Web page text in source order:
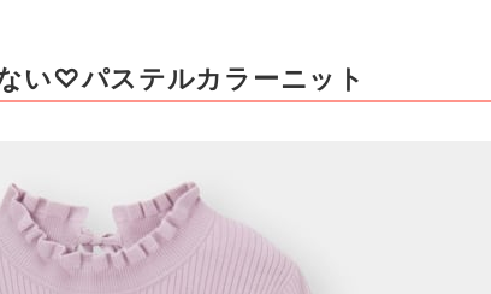
い♡パステルカラーニット